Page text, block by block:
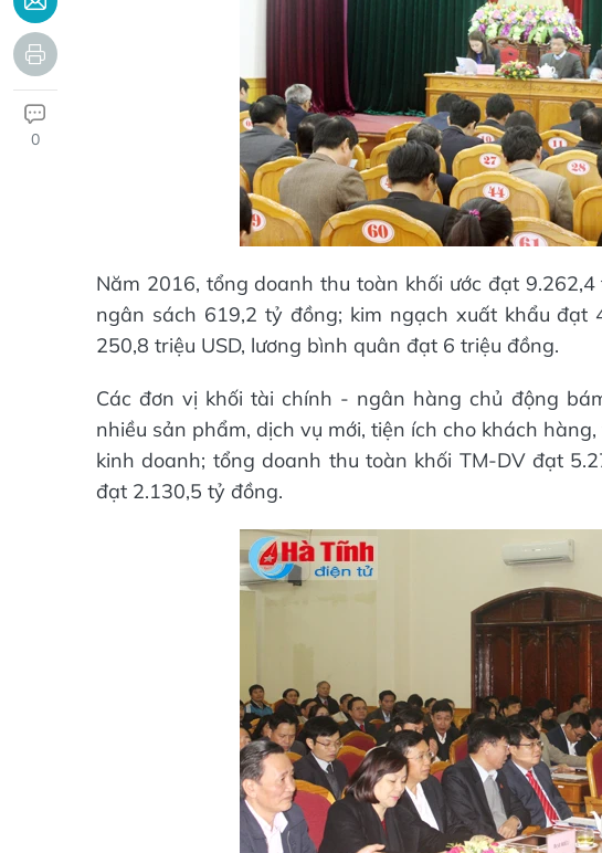
0
Năm 2016, tổng doanh thu toàn khối ước đạt
ngân sách 619,2 tỷ đồng; kim ngạch xuất khẩu đạt
250,8 triệu USD, lương bình quân đạt 6 triệu đồng.
Các đơn vị khối tài chính - ngân hàng chủ động
nhiều sản phẩm, dịch vụ mới, tiện ích cho khách
kinh doanh; tổng doanh thu toàn khối TM-DV đạt
đạt 2.130,5 tỷ đồng.